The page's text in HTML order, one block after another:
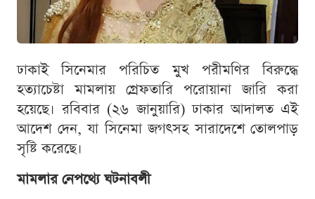
ঢাকাই সিনেমার পরিচিত মুখ পরীমণির বিরুদ্ধে
হত্যাচেষ্টা মামলায় গ্রেফতারি পরোয়ানা জারি করা
হয়েছে। রবিবার (২৬ জানুয়ারি) ঢাকার আদালত এই
আদেশ দেন, যা সিনেমা জগৎসহ সারাদেশে তোলপাড়
সৃষ্টি করেছে।
মামলার নেপথ্যে ঘটনাবলী